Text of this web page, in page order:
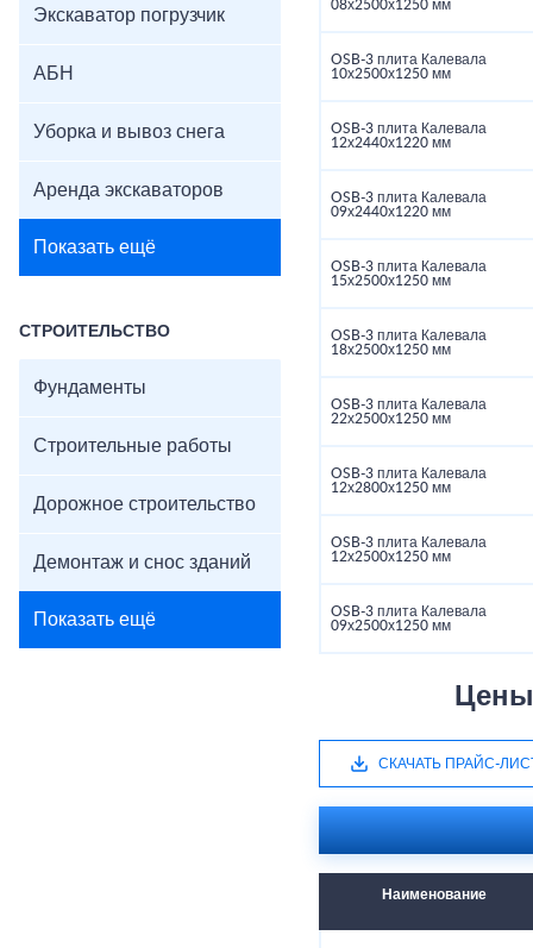
Экскаватор погрузчик
АБН
Уборка и вывоз снега
Аренда экскаваторов
Показать ещё
СТРОИТЕЛЬСТВО
Фундаменты
Строительные работы
Дорожное строительство
Демонтаж и снос зданий
Показать ещё
08х2500х1250 мм
OSB-3 плита Калевала
10х2500х1250 мм
OSB-3 плита Калевала
12х2440х1220 мм
OSB-3 плита Калевала
09х2440х1220 мм
OSB-3 плита Калевала
15х2500х1250 мм
OSB-3 плита Калевала
18х2500х1250 мм
OSB-3 плита Калевала
22х2500х1250 мм
OSB-3 плита Калевала
12х2800х1250 мм
OSB-3 плита Калевала
12х2500х1250 мм
OSB-3 плита Калевала
09х2500х1250 мм
СКАЧАТЬ ПРАЙС-
Наименование